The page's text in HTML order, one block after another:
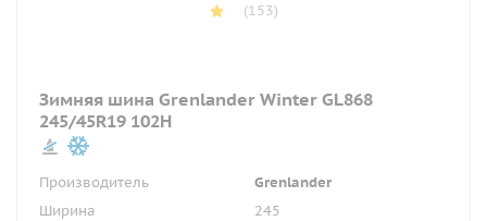
(153)
Зимняя шина Grenlander Winter GL868
245/45R19 102H
Производитель
Grenlander
Ширина
245